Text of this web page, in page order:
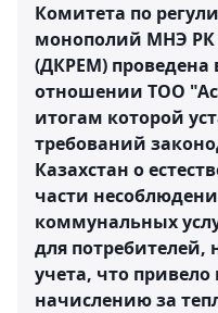
Комитета по
монополий МНЭ РК
(ДКРЕМ) проведена
отношении ТОО
итогам которой
требований
Казахстан о
части
коммунальных
для
учета, что
начислению за